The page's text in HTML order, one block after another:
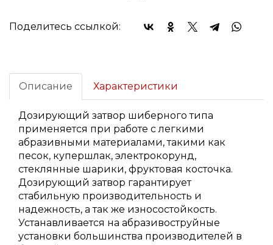
Поделитесь ссылкой:
Описание Характеристики
Дозирующий затвор шиберного типа
применяется при работе с легкими
абразивными материалами, такими как
песок, купершлак, электрокорунд,
стеклянные шарики, фруктовая косточка.
Дозирующий затвор гарантирует
стабильную производительность и
надежность, а так же износостойкость.
Устанавливается на абразивоструйные
установки большинства производителей в